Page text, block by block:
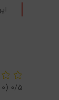
0/5 (0 نظر)